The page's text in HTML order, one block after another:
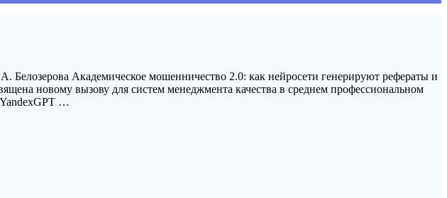
Академическое мошенничество 2.0: как нейросети генерируют рефераты и
новому вызову для систем менеджмента качества в среднем профессиональном
…